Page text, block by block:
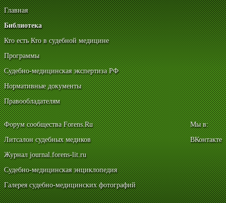
Главная
Библиотека
Кто есть Кто в судебной медицине
Программы
Судебно-медицинская экспертиза РФ
Нормативные документы
Правообладателям
Форум сообщества Forens.Ru
Литсалон судебных медиков
Журнал journal.forens-lit.ru
Судебно-медицинская энциклопедия
Галерея судебно-медицинских фотографий
Мы в:
ВКонтакте